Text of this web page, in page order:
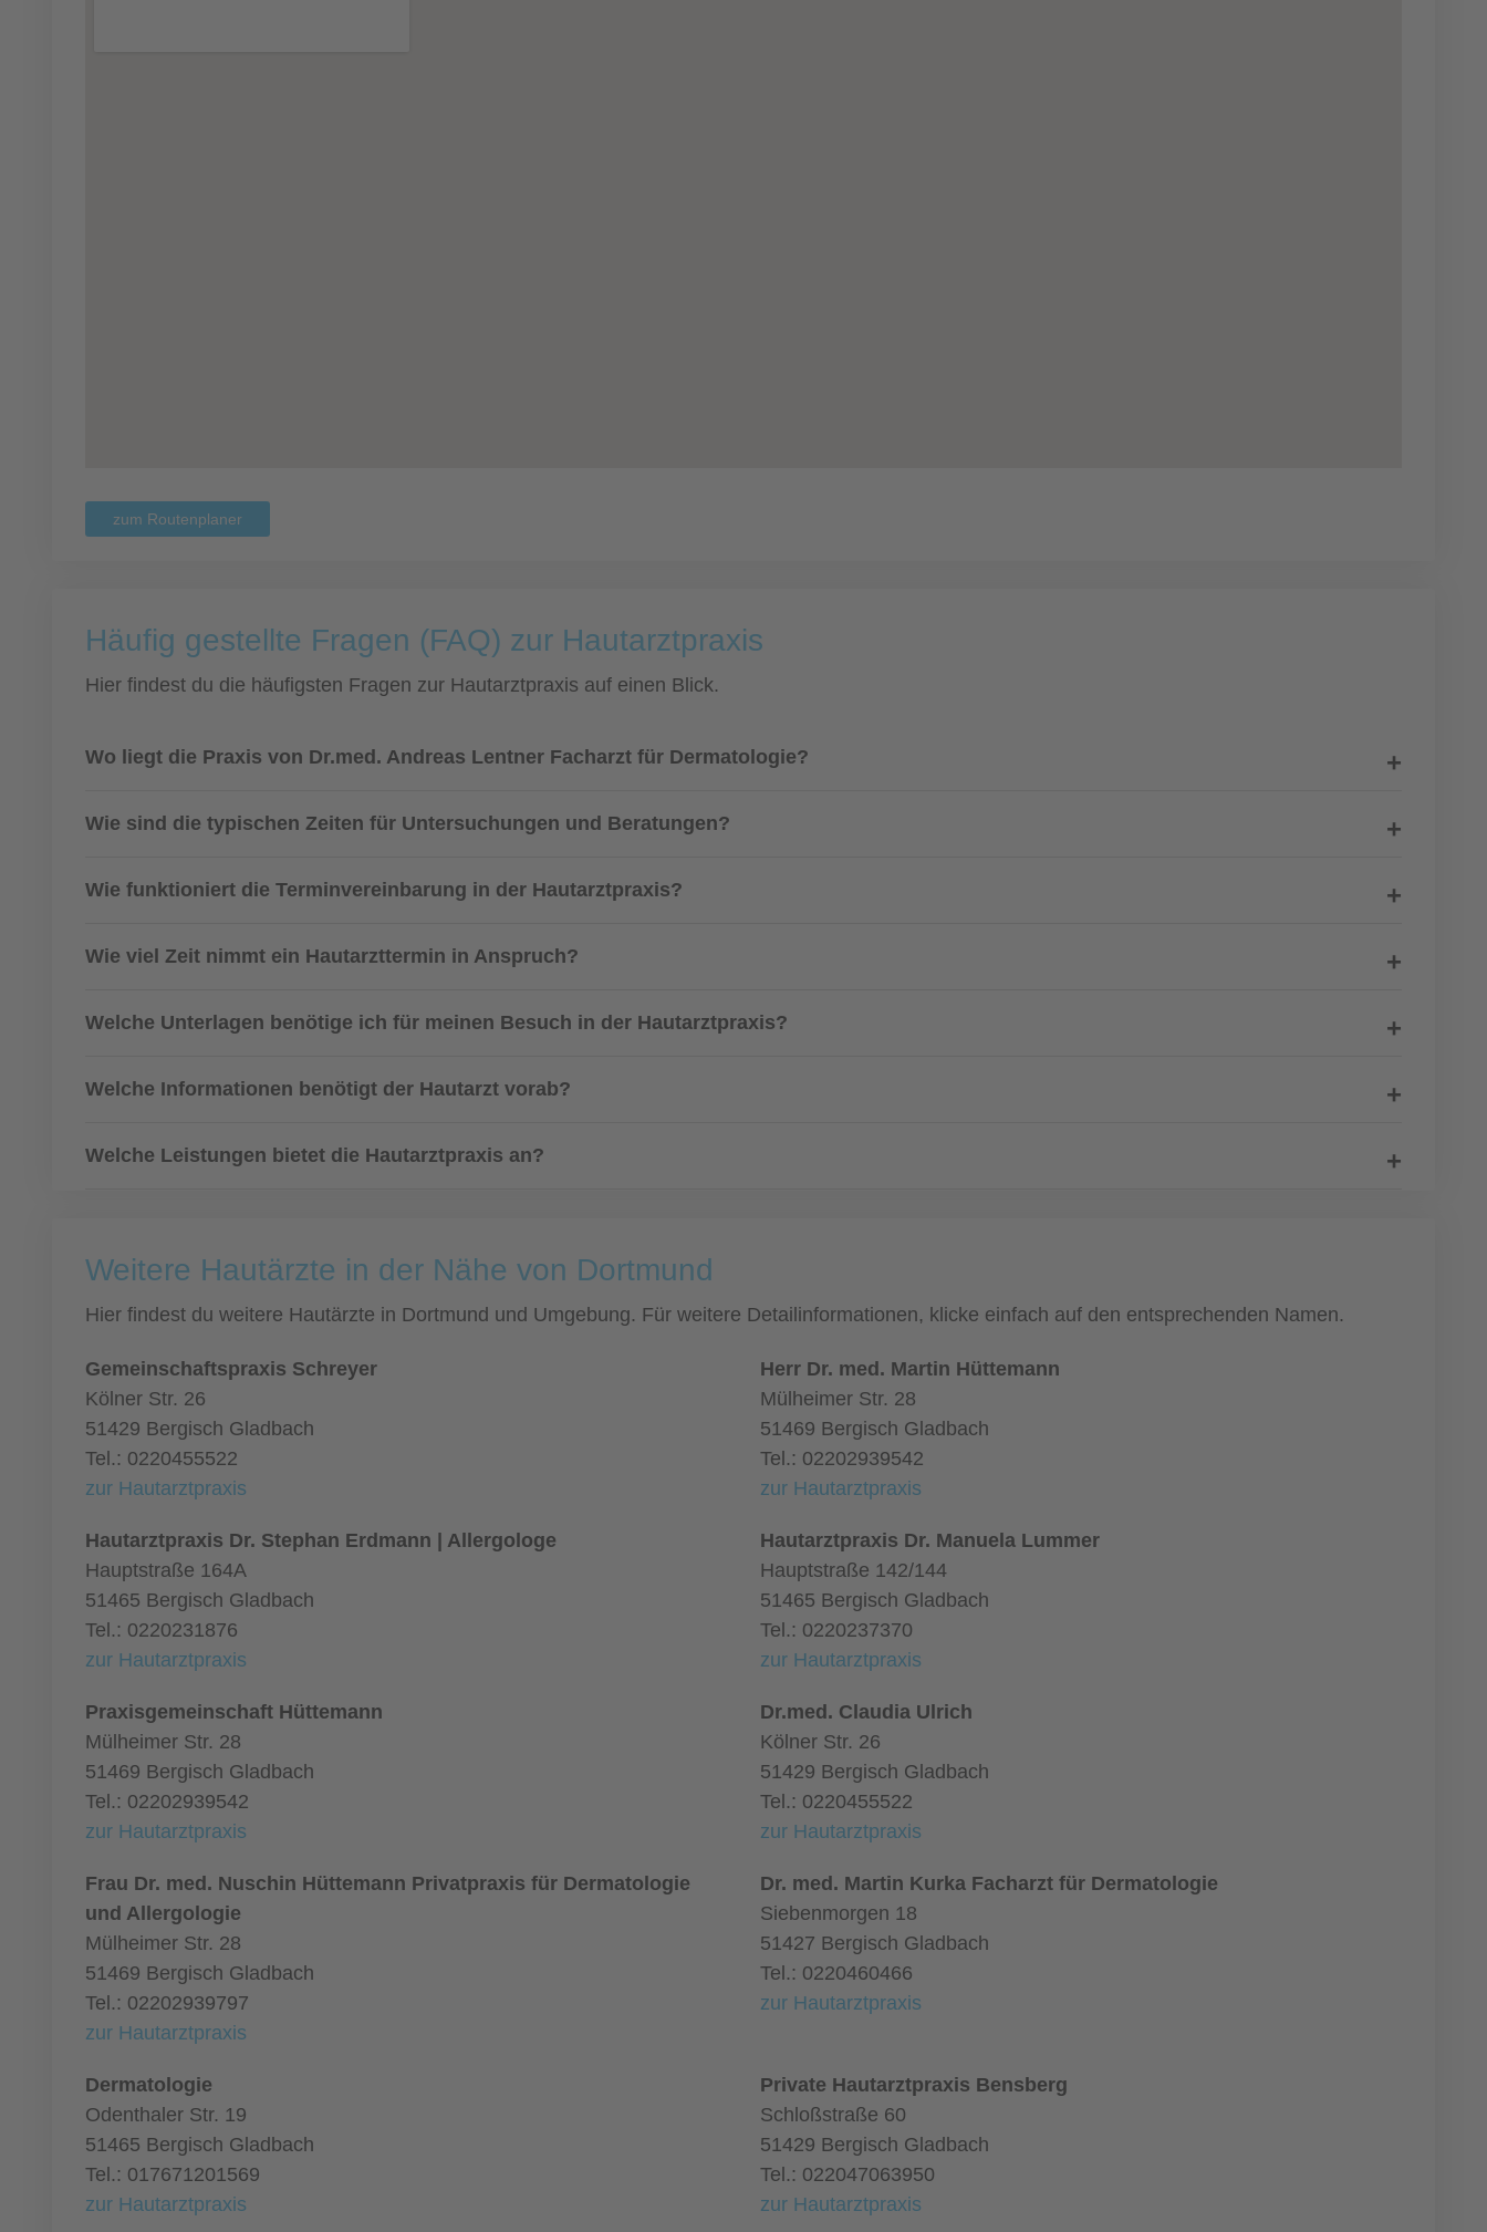
zum Routenplaner
Häufig gestellte Fragen (FAQ) zur Hautarztpraxis
Hier findest du die häufigsten Fragen zur Hautarztpraxis auf einen Blick.
Wo liegt die Praxis von Dr.med. Andreas Lentner Facharzt für Dermatologie?
Wie sind die typischen Zeiten für Untersuchungen und Beratungen?
Wie funktioniert die Terminvereinbarung in der Hautarztpraxis?
Wie viel Zeit nimmt ein Hautarzttermin in Anspruch?
Welche Unterlagen benötige ich für meinen Besuch in der Hautarztpraxis?
Welche Informationen benötigt der Hautarzt vorab?
Welche Leistungen bietet die Hautarztpraxis an?
Weitere Hautärzte in der Nähe von Dortmund
Hier findest du weitere Hautärzte in Dortmund und Umgebung. Für weitere Detailinformationen, klicke einfach auf den entsprechenden Namen.
Gemeinschaftspraxis Schreyer
Kölner Str. 26
51429 Bergisch Gladbach
Tel.: 0220455522
zur Hautarztpraxis
Herr Dr. med. Martin Hüttemann
Mülheimer Str. 28
51469 Bergisch Gladbach
Tel.: 02202939542
zur Hautarztpraxis
Hautarztpraxis Dr. Stephan Erdmann | Allergologe
Hauptstraße 164A
51465 Bergisch Gladbach
Tel.: 0220231876
zur Hautarztpraxis
Hautarztpraxis Dr. Manuela Lummer
Hauptstraße 142/144
51465 Bergisch Gladbach
Tel.: 0220237370
zur Hautarztpraxis
Praxisgemeinschaft Hüttemann
Mülheimer Str. 28
51469 Bergisch Gladbach
Tel.: 02202939542
zur Hautarztpraxis
Dr.med. Claudia Ulrich
Kölner Str. 26
51429 Bergisch Gladbach
Tel.: 0220455522
zur Hautarztpraxis
Frau Dr. med. Nuschin Hüttemann Privatpraxis für Dermatologie
und Allergologie
Mülheimer Str. 28
51469 Bergisch Gladbach
Tel.: 02202939797
zur Hautarztpraxis
Dr. med. Martin Kurka Facharzt für Dermatologie
Siebenmorgen 18
51427 Bergisch Gladbach
Tel.: 0220460466
zur Hautarztpraxis
Dermatologie
Odenthaler Str. 19
51465 Bergisch Gladbach
Tel.: 017671201569
zur Hautarztpraxis
Private Hautarztpraxis Bensberg
Schloßstraße 60
51429 Bergisch Gladbach
Tel.: 022047063950
zur Hautarztpraxis